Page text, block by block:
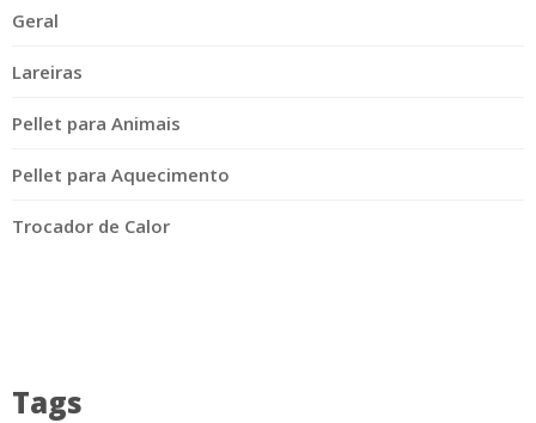
Geral
Lareiras
Pellet para Animais
Pellet para Aquecimento
Trocador de Calor
Tags